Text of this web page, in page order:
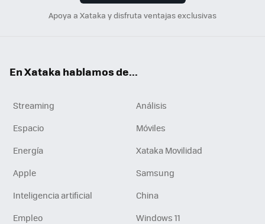
Apoya a Xataka y disfruta ventajas exclusivas
En Xataka hablamos de...
Streaming
Análisis
Espacio
Móviles
Energía
Xataka Movilidad
Apple
Samsung
Inteligencia artificial
China
Empleo
Windows 11